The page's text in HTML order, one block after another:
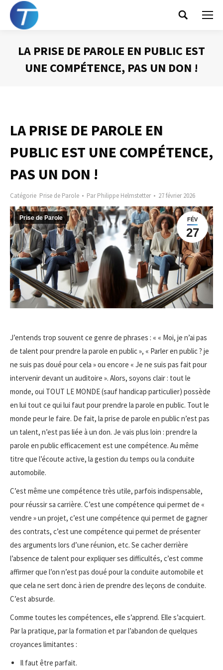
Search:
LA PRISE DE PAROLE EN PUBLIC EST
UNE COMPÉTENCE, PAS UN DON !
LA PRISE DE PAROLE EN
PUBLIC EST UNE COMPÉTENCE,
PAS UN DON !
Catégorie Prise de Parole ParPhilippe Helmstetter 27 février 2026
FÉV
27
Prise de Parole
J’entends trop souvent ce genre de phrases : « « Moi, je n’ai pas
de talent pour prendre la parole en public », « Parler en public ? je
ne suis pas doué pour cela » ou encore « Je ne suis pas fait pour
intervenir devant un auditoire ». Alors, soyons clair : tout le
monde, oui TOUT LE MONDE (sauf handicap particulier) possède
en lui tout ce qui lui faut pour prendre la parole en public. Tout le
monde peur le faire. De fait, la prise de parole en public n’est pas
un talent, n’est pas liée à un don. Je vais plus loin : prendre la
parole en public efficacement est une compétence. Au même
titre que l’écoute active, la gestion du temps ou la conduite
automobile.
C’est même une compétence très utile, parfois indispensable,
pour réussir sa carrière. C’est une compétence qui permet de «
vendre » un projet, c’est une compétence qui permet de gagner
des contrats, c’est une compétence qui permet de présenter
des arguments lors d’une réunion, etc. Se cacher derrière
l’absence de talent pour expliquer ses difficultés, c’est comme
affirmer que l’on n’est pas doué pour la conduite automobile et
que cela ne sert donc à rien de prendre des leçons de conduite.
C’est absurde.
Comme toutes les compétences, elle s’apprend. Elle s’acquiert.
Par la pratique, par la formation et par l’abandon de quelques
croyances limitantes :
Il faut être parfait.